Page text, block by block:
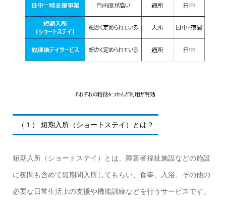
（１） 短期入所（ショートステイ）とは？
短期入所（ショートステイ）とは、障害者福祉施設などの施設
に夜間も含めて短期間入所してもらい、食事、入浴、その他の
必要な日常生活上の支援や機能訓練などを行うサービスです。